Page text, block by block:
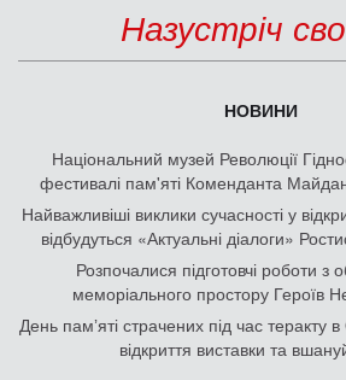
Назустріч
НОВИНИ
Національний музей Революції
фестивалі пам'яті Коменданта
Найважливіші виклики сучасності у
відбудуться «Актуальні діалоги»
Розпочалися підготовчі роботи з
меморіального простору Героїв
День памʼяті страчених під час теракту
відкриття виставки та